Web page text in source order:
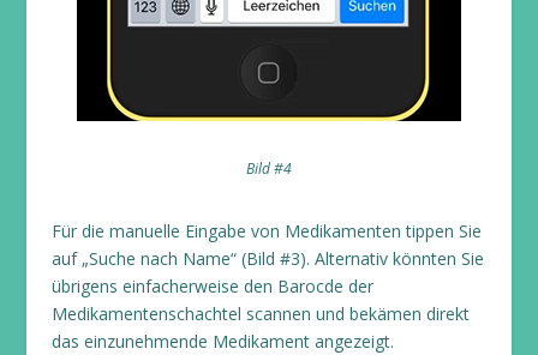
Bild #4
Für die manuelle Eingabe von Medikamenten tippen Sie
auf „Suche nach Name“ (Bild #3). Alternativ könnten Sie
übrigens einfacherweise den Barocde der
Medikamentenschachtel scannen und bekämen direkt
das einzunehmende Medikament angezeigt.